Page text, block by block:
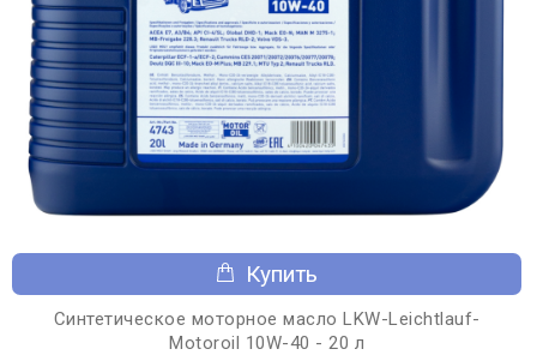
Купить
Синтетическое моторное масло LKW-Leichtlauf-
Motoroil 10W-40 - 20 л